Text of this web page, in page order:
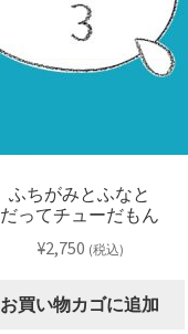
ふちがみとふなと
だってチューだもん
¥2,750 (税込)
お買い物カゴに追加